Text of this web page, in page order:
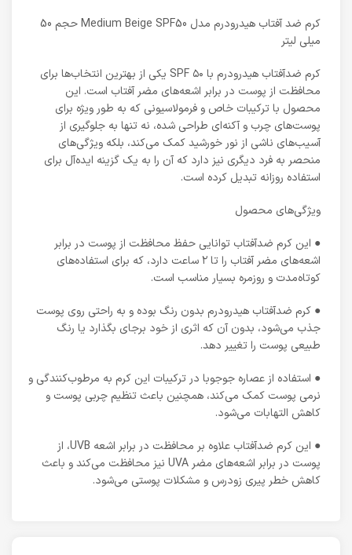
کرم ضد آفتاب هیدرودرم مدل Medium Beige SPF50 حجم 50
میلی لیتر
کرم ضدآفتاب هیدرودرم با SPF ۵۰ یکی از بهترین انتخاب‌ها برای
محافظت از پوست در برابر اشعه‌های مضر آفتاب است. این
محصول با ترکیبات خاص و فرمولاسیونی که به طور ویژه برای
پوست‌های چرب و آکنه‌ای طراحی شده، نه تنها به جلوگیری از
آسیب‌های ناشی از نور خورشید کمک می‌کند، بلکه ویژگی‌های
منحصر به فرد دیگری نیز دارد که آن را به یک گزینه ایده‌آل برای
استفاده روزانه تبدیل کرده است.
ویژگی‌های محصول
● این کرم ضدآفتاب توانایی حفظ محافظت از پوست در برابر
اشعه‌های مضر آفتاب را تا ۲ ساعت دارد، که برای استفاده‌های
کوتاه‌مدت و روزمره بسیار مناسب است.
● کرم ضدآفتاب هیدرودرم بدون رنگ بوده و به راحتی روی پوست
جذب می‌شود، بدون آن که اثری از خود برجای بگذارد یا رنگ
طبیعی پوست را تغییر دهد.
● استفاده از عصاره جوجوبا در ترکیبات این کرم به مرطوب‌کنندگی و
نرمی پوست کمک می‌کند، همچنین باعث تنظیم چربی پوست و
کاهش التهابات می‌شود.
● این کرم ضدآفتاب علاوه بر محافظت در برابر اشعه UVB، از
پوست در برابر اشعه‌های مضر UVA نیز محافظت می‌کند و باعث
کاهش خطر پیری زودرس و مشکلات پوستی می‌شود.